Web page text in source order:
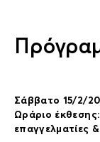
Σάββατο 15/2/
Ωράριο
επαγγελματίες